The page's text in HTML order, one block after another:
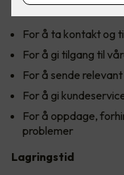
Formålet med
For å ta kontakt og
For å gi tilgang til
For å sende
For å gi
For å oppdage,
problemer
Lagringstid